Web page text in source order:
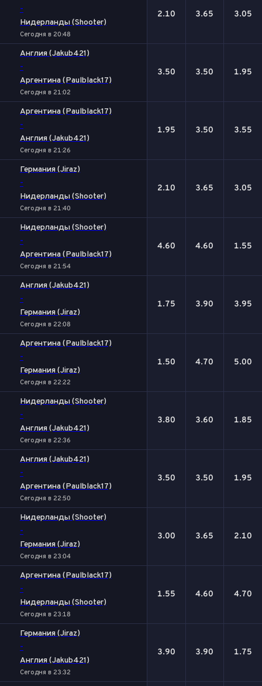
-
Нидерланды (Shooter)
Сегодня в 20:48
2.10 3.65 3.05
Англия (Jakub421)
-
Аргентина (Paulblack17)
Сегодня в 21:02
3.50 3.50 1.95
Аргентина (Paulblack17)
-
Англия (Jakub421)
Сегодня в 21:26
1.95 3.50 3.55
Германия (Jiraz)
-
Нидерланды (Shooter)
Сегодня в 21:40
2.10 3.65 3.05
Нидерланды (Shooter)
-
Аргентина (Paulblack17)
Сегодня в 21:54
4.60 4.60 1.55
Англия (Jakub421)
-
Германия (Jiraz)
Сегодня в 22:08
1.75 3.90 3.95
Аргентина (Paulblack17)
-
Германия (Jiraz)
Сегодня в 22:22
1.50 4.70 5.00
Нидерланды (Shooter)
-
Англия (Jakub421)
Сегодня в 22:36
3.80 3.60 1.85
Англия (Jakub421)
-
Аргентина (Paulblack17)
Сегодня в 22:50
3.50 3.50 1.95
Нидерланды (Shooter)
-
Германия (Jiraz)
Сегодня в 23:04
3.00 3.65 2.10
Аргентина (Paulblack17)
-
Нидерланды (Shooter)
Сегодня в 23:18
1.55 4.60 4.70
Германия (Jiraz)
-
Англия (Jakub421)
Сегодня в 23:32
3.90 3.90 1.75